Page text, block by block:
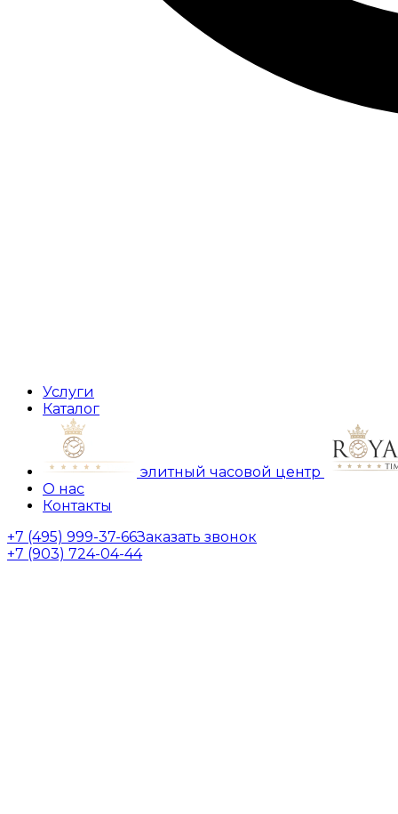
Услуги
Каталог
элитный часовой центр
О нас
Контакты
+7 (495) 999-37-66Заказать звонок
+7 (903) 724-04-44